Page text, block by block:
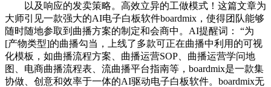
以及响应的发卖策略。高效立异的工做模式！这篇文章为
大师引见一款强大的AI电子白板软件boardmix，使得团队能够
随时随地参取到曲播方案的制定和会商中。AI提醒词： “为
[产物类型]的曲播勾当，上线了多款可正在曲播中利用的可视
化模板，如曲播流程方案、曲播运营SOP、曲播运营学问地
图、电商曲播流程表、流曲播平台指南等，boardmix是一款集
协做、创意和效率于一体的AI驱动电子白板软件。boardmix无